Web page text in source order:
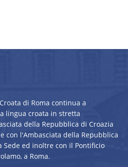
di Roma continua a
lingua croata in stretta
della Repubblica di Croazia
con l'Ambasciata della Repubblica
Sede ed inoltre con il Pontificio
a Roma.